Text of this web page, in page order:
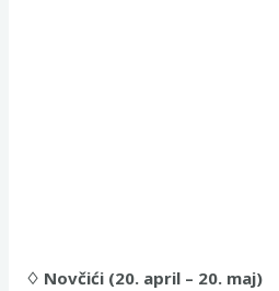
♢ Novčići (20. april – 20. maj)